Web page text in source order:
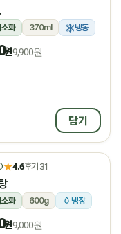
화 370ml 냉동
원9,900원
담기
★4.6후기 31
화 600g 냉장
원9,000원